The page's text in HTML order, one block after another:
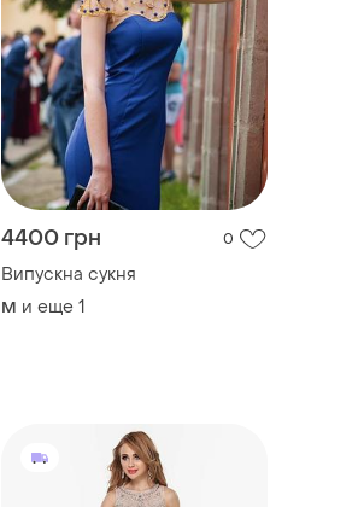
4400 грн 0
Випускна сукня
M и еще 1